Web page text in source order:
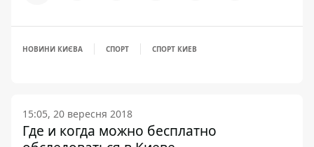
НОВИНИ КИЄВА СПОРТ СПОРТ КИЕВ
15:05, 20 вересня 2018
Где и когда можно бесплатно